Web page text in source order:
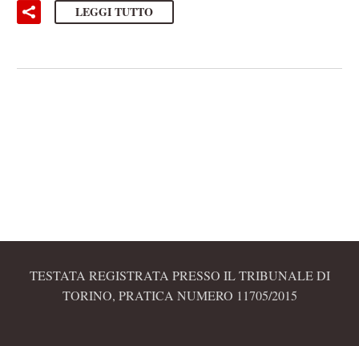
LEGGI TUTTO
TESTATA REGISTRATA PRESSO IL TRIBUNALE DI
TORINO, PRATICA NUMERO 11705/2015